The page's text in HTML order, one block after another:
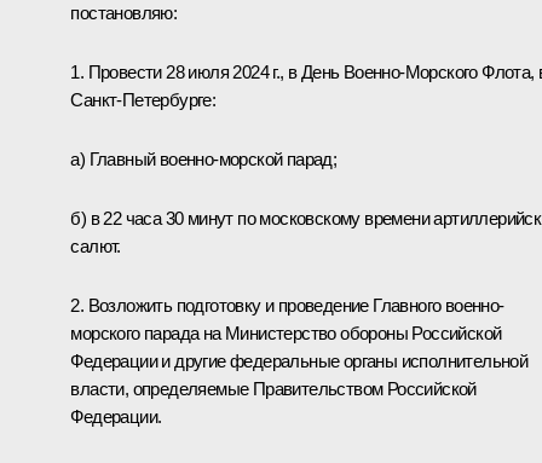
постановляю:
1. Провести 28 июля 2024 г., в День Военно-Морского Флота,
Санкт-Петербурге:
а) Главный военно-морской парад;
б) в 22 часа 30 минут по московскому времени
салют.
2. Возложить подготовку и проведение Главного военно-
морского парада на Министерство обороны Российской
Федерации и другие федеральные органы исполнительной
власти, определяемые Правительством Российской
Федерации.